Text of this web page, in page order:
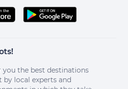
you the best destinations
by local experts and